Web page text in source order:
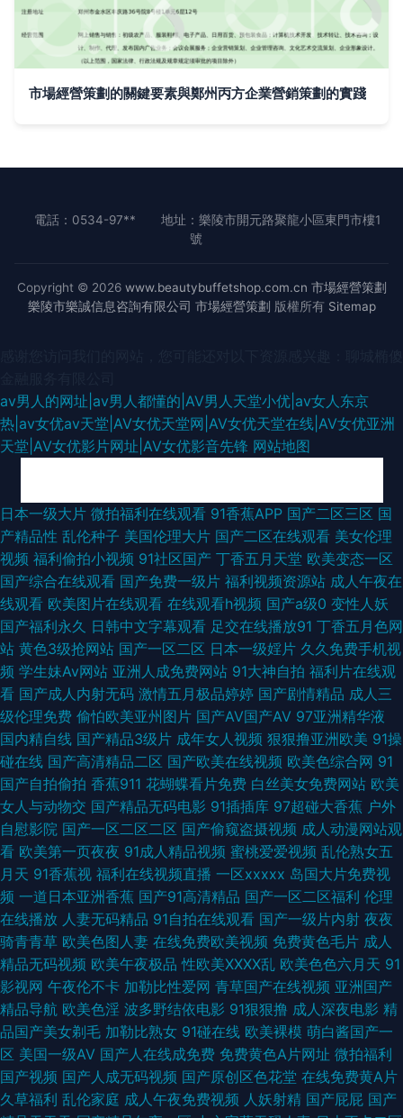
市場經營策劃的關鍵要素與鄭州丙方企業營銷策劃的實踐
電話：0534-97**
地址：樂陵市開元路聚龍小區東門市樓1
號
Copyright © 2026 www.beautybuffetshop.com.cn 市場經營策劃
樂陵市樂誠信息咨詢有限公司 市場經營策劃 版權所有 Sitemap
av男人的网址|av男人都懂的|AV男人天堂小优|av女人东京
热|av女优av天堂|AV女优天堂网|AV女优天堂在线|AV女优亚洲
天堂|AV女优影片网址|AV女优影音先锋 网站地图
污导航福利 精品久久美女肏 91视频网最新网址 91熟女高潮大叫 熟女一区二
区三区久久 亚洲欧美Sss 先锋AV强奸 日日干干超B 青青草原电影院 人人人
a∨av 91NAv影视大全 91熟女视频播放 91社在线观看九九 av首页在线 超碰
www 国产91看片婬黄大片 久久一区丝袜 日本a片影音先锋 久久香蕉影院 国
产91网址 色色小网站 涩色天堂久久 亚洲欧美日韩国产 91ncom最新福利 亚
洲国产精品久久 91破解版在线观看 91性条小网站 99久久在线 成人18福利视
频网站 草莓狼人在线 东京热色淫爽片 岛国黄色一级片官网 久久超碰成人91
欧美自拍综合 欧美啊V 久草亚洲中文 成人日韩网址 国产91网址 91在线入口
免费 国产欧美日韩久久 不卡av大全在线看 成人超碰艹 av先锋无码资源网
www99热色色 91色狼 91微拍网 91色资源在线播放 91精品视频一区 91免费
入口观看 在线男人天 91黑人探花 午夜10000 日韩欧美综合在线 伊人青青91
色情五月 中文字幕影音先锋资源 五月花丁香 一区二区成人 色图肏肏肏 先锋
影音av成人电影 丝袜被操91视频 91n免费在线视频 亚洲国产三级片之网站
91白丝喷水自慰网站 91深候 91九色熟女泻火 51在线欧美 91白丝黑丝 淫淫
日本一级大片 微拍福利在线观看 91香蕉APP 国产二区三区 国
产精品性 乱伦种子 美国伦理大片 国产二区在线观看 美女伦理
视频 福利偷拍小视频 91社区国产 丁香五月天堂 欧美变态一区
国产综合在线观看 国产免费一级片 福利视频资源站 成人午夜在
线观看 欧美图片在线观看 在线观看h视频 国产a级0 变性人妖
国产福利永久 日韩中文字幕观看 足交在线播放91 丁香五月色网
站 黄色3级抢网站 国产一区二区 日本一级婬片 久久免费手机视
频 学生妹Av网站 亚洲人成免费网站 91大神自拍 福利片在线观
看 国产成人内射无码 激情五月极品婷婷 国产剧情精品 成人三
级伦理免费 偷怕欧美亚州图片 国产AV国产AV 97亚洲精华液
国内精自线 国产精品3级片 成年女人视频 狠狠撸亚洲欧美 91操
碰在线 国产高清精品二区 国产欧美在线视频 欧美色综合网 91
国产自拍偷拍 香蕉911 花蝴蝶看片免费 白丝美女免费网站 欧美
女人与动物交 国产精品无码电影 91插插库 97超碰大香蕉 户外
自慰影院 国产一区二区二区 国产偷窥盗摄视频 成人动漫网站观
看 欧美第一页夜夜 91成人精品视频 蜜桃爱爱视频 乱伦熟女五
月天 91香蕉视 福利在线视频直播 一区xxxxx 岛国大片免费视
频 一道日本亚洲香蕉 国产91高清精品 国产一区二区福利 伦理
在线播放 人妻无码精品 91自拍在线观看 国产一级片内射 夜夜
骑青青草 欧美色图人妻 在线免费欧美视频 免费黄色毛片 成人
精品无码视频 欧美午夜极品 性欧美ⅩⅩⅩⅩ乱 欧美色色六月天 91
影视网 午夜伦不卡 加勒比性爱网 青草国产在线视频 亚洲国产
精品导航 欧美色淫 波多野结依电影 91狠狠撸 成人深夜电影 精
品国产美女剃毛 加勒比熟女 91碰在线 欧美裸模 萌白酱国产一
区 美国一级AV 国产人在线成免费 免费黄色A片网址 微拍福利
国产视频 国产人成无码视频 国产原创区色花堂 在线免费黄A片
久草福利 乱伦家庭 成人午夜免费视频 人妖射精 国产屁屁 国产